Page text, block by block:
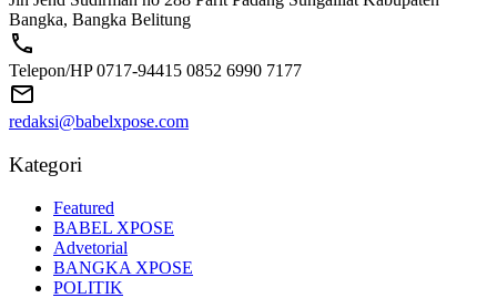
Bangka, Bangka Belitung
Telepon/HP 0717-94415 0852 6990 7177
redaksi@babelxpose.com
Kategori
Featured
BABEL XPOSE
Advetorial
BANGKA XPOSE
POLITIK